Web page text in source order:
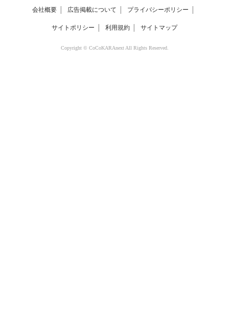
会社概要 広告掲載について プライバシーポリシー
サイトポリシー 利用規約 サイトマップ
Copyright © CoCoKARAnext All Rights Reserved.